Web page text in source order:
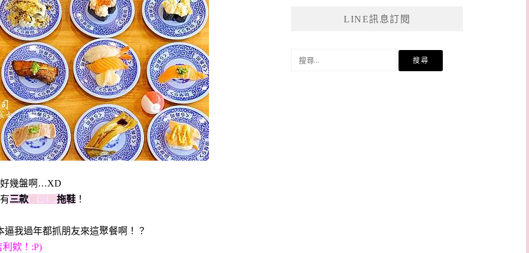
好幾盤啊…XD
三款寶可夢拖鞋 ！
逼我過年都抓朋友來這聚餐啊！？
欸！:P)
LINE訊息訂閱